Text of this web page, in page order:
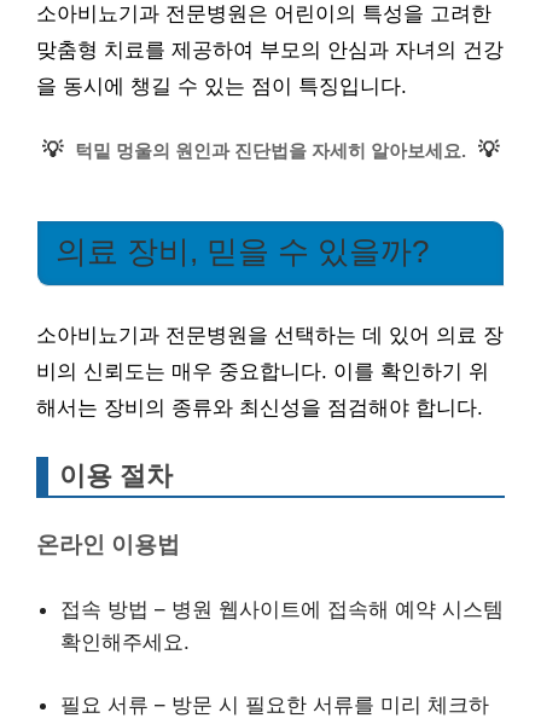
소아비뇨기과 전문병원은 어린이의 특성을 고려한
맞춤형 치료를 제공하여 부모의 안심과 자녀의 건강
을 동시에 챙길 수 있는 점이 특징입니다.
💡 턱밑 멍울의 원인과 진단법을 자세히 알아보세요. 💡
의료 장비, 믿을 수 있을까?
소아비뇨기과 전문병원을 선택하는 데 있어 의료 장
비의 신뢰도는 매우 중요합니다. 이를 확인하기 위
해서는 장비의 종류와 최신성을 점검해야 합니다.
이용 절차
온라인 이용법
접속 방법 – 병원 웹사이트에 접속해 예약 시스템
확인해주세요.
필요 서류 – 방문 시 필요한 서류를 미리 체크하